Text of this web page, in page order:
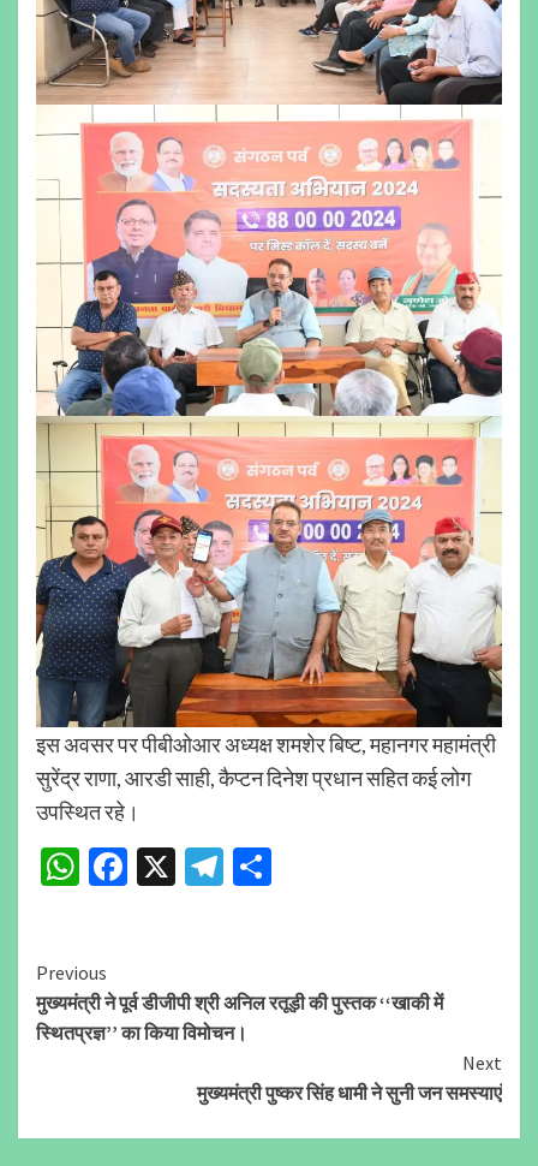
इस अवसर पर पीबीओआर अध्यक्ष शमशेर बिष्ट, महानगर महामंत्री
सुरेंद्र राणा, आरडी साही, कैप्टन दिनेश प्रधान सहित कई लोग
उपस्थित रहे।
WhatsApp
Facebook
X Telegram
Continue
Reading
Previous
मुख्यमंत्री ने पूर्व डीजीपी श्री अनिल रतूड़ी की पुस्तक ‘‘खाकी में
स्थितप्रज्ञ’’ का किया विमोचन।
Next
मुख्यमंत्री पुष्कर सिंह धामी ने सुनी जन समस्याएं